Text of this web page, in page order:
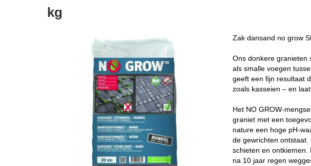
kg
Zak dansand no grow
Ons donkere granieten
als smalle voegen
geeft een fijn resultaat
zoals kasseien – en
Het NO GROW-
graniet met een
nature een hoge pH-
de gewrichten
schieten en ontkiemen.
na 10 jaar regen